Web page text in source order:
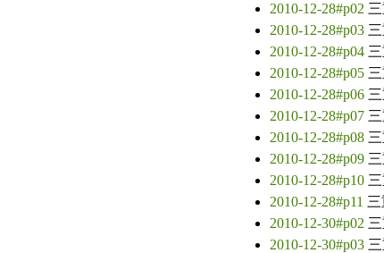
2010-12-28#p02
2010-12-28#p03
2010-12-28#p04
2010-12-28#p05
2010-12-28#p06
2010-12-28#p07
2010-12-28#p08
2010-12-28#p09
2010-12-28#p10
2010-12-28#p11
2010-12-30#p02
2010-12-30#p03